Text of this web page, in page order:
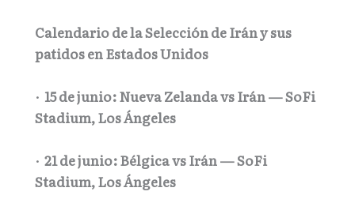
Calendario de la Selección de Irán y sus
patidos en Estados Unidos
· 15 de junio: Nueva Zelanda vs Irán — SoFi
Stadium, Los Ángeles
· 21 de junio: Bélgica vs Irán — SoFi
Stadium, Los Ángeles